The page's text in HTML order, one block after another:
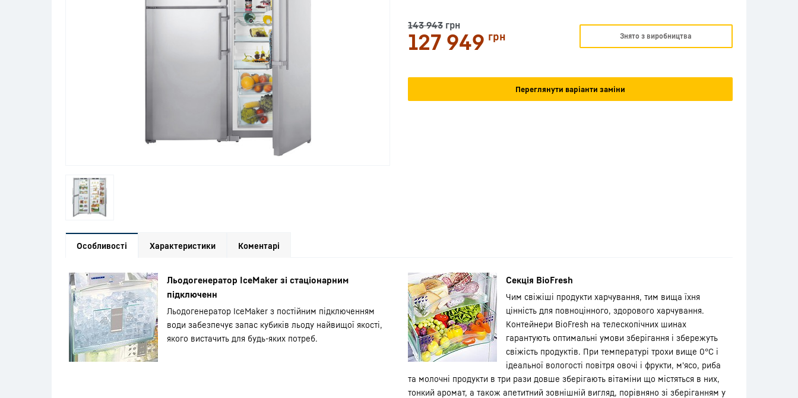
143 943 грн
127 949 грн Знято з виробництва
Переглянути варіанти заміни
Особливості Характеристики Коментарі
Льодогенератор IceMaker зі стаціонарним
підключенн
Льодогенератор IceMaker з постійним підключенням
води забезпечує запас кубиків льоду найвищої якості,
якого вистачить для будь-яких потреб.
Секція BioFresh
Чим свіжіші продукти харчування, тим вища їхня
цінність для повноцінного, здорового харчування.
Контейнери BioFresh на телескопічних шинах
гарантують оптимальні умови зберігання і збережуть
свіжість продуктів. При температурі трохи вище 0°C і
ідеальної вологості повітря овочі і фрукти, м'ясо, риба
та молочні продукти в три рази довше зберігають вітаміни що містяться в них,
тонкий аромат, а також апетитний зовнішній вигляд, порівняно зі зберіганням у